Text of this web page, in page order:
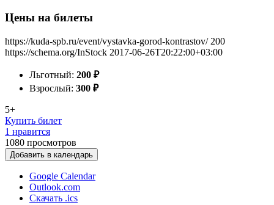
Цены на билеты
https://kuda-spb.ru/event/vystavka-gorod-kontrastov/ 200
https://schema.org/InStock 2017-06-26T20:22:00+03:00
Льготный: 200 ₽
Взрослый: 300 ₽
5+
Купить билет
1 нравится
1080 просмотров
Добавить в календарь
Google Calendar
Outlook.com
Скачать .ics